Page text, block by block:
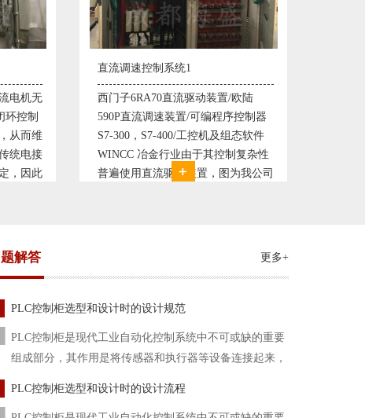
欧陆
控制器
态软件
复杂性
我公司
塑料机械控制系统1
典型的塑料生产线电控系统配置：
丹佛斯变频器VLT5000， RKC温控
仪表， 西门子可编程序控制器S7-
200， 工控组态软件WINCC或
Protool或组态王。 使用在生产塑料
解答 更多+
PLC控制柜选型和设计时的设计规范
PLC控制柜是现代工业自动化控制系统中不可或缺的重要
组成部分，其作用是将传感器和执行器等设备连接起来，
PLC控制柜选型和设计时的设计流程